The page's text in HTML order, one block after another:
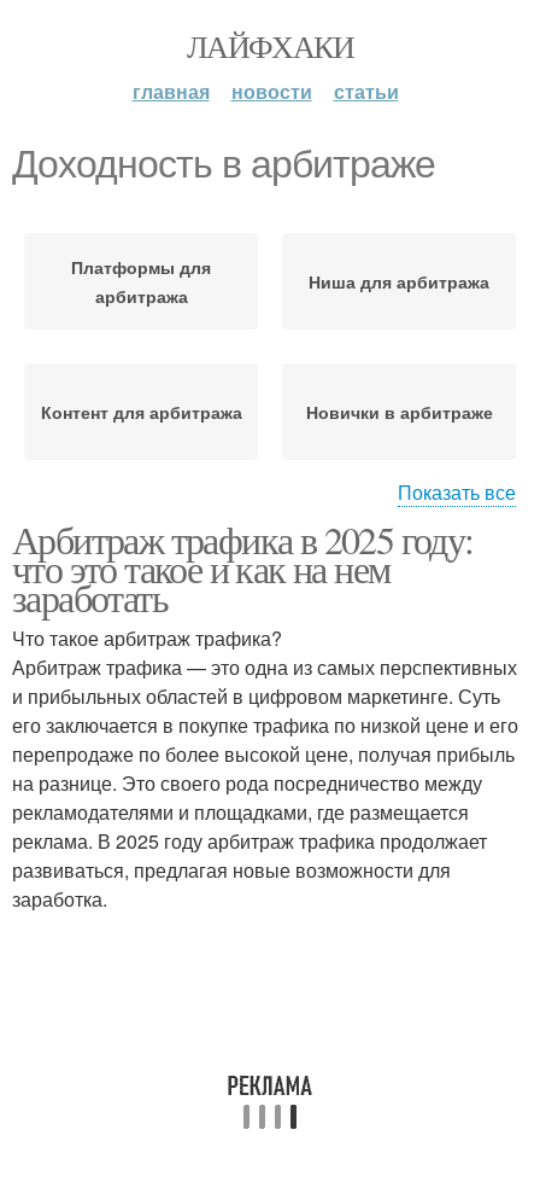
ЛАЙФХАКИ
главная новости статьи
Доходность в арбитраже
Платформы для
арбитража
Ниша для арбитража
Контент для арбитража Новички в арбитраже
арбитража
Успех в арбитраже
Инструменты для
арбитража
Вертикаль для
арбитража
Проблемы в арбитраже Арбитраж без вложений
Показать все
Арбитраж трафика в 2025 году:
что это такое и как на нем
заработать
Что такое арбитраж трафика?
Арбитраж трафика — это одна из самых перспективных
и прибыльных областей в цифровом маркетинге. Суть
его заключается в покупке трафика по низкой цене и его
перепродаже по более высокой цене, получая прибыль
на разнице. Это своего рода посредничество между
рекламодателями и площадками, где размещается
реклама. В 2025 году арбитраж трафика продолжает
развиваться, предлагая новые возможности для
заработка.